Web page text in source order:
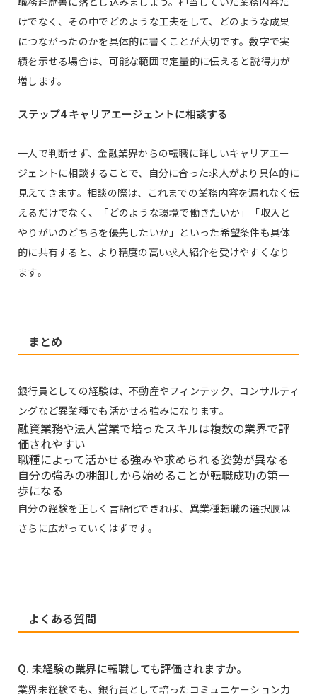
けでなく、その中でどのような工夫をして、どのような成果
につながったのかを具体的に書くことが大切です。数字で実
績を示せる場合は、可能な範囲で定量的に伝えると説得力が
増します。
ステップ4 キャリアエージェントに相談する
一人で判断せず、金融業界からの転職に詳しいキャリアエー
ジェントに相談することで、自分に合った求人がより具体的に
見えてきます。相談の際は、これまでの業務内容を漏れなく伝
えるだけでなく、「どのような環境で働きたいか」「収入と
やりがいのどちらを優先したいか」といった希望条件も具体
的に共有すると、より精度の高い求人紹介を受けやすくなり
ます。
まとめ
銀行員としての経験は、不動産やフィンテック、コンサルティ
ングなど異業種でも活かせる強みになります。
融資業務や法人営業で培ったスキルは複数の業界で評
価されやすい
職種によって活かせる強みや求められる姿勢が異なる
自分の強みの棚卸しから始めることが転職成功の第一
歩になる
自分の経験を正しく言語化できれば、異業種転職の選択肢は
さらに広がっていくはずです。
よくある質問
Q. 未経験の業界に転職しても評価されますか。
業界未経験でも、銀行員として培ったコミュニケーション力